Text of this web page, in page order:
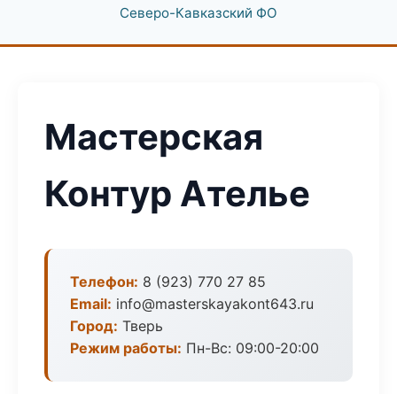
Северо-Кавказский ФО
Мастерская
Контур Ателье
Телефон: 8 (923) 770 27 85
Email: info@masterskayakont643.ru
Город: Тверь
Режим работы: Пн-Вс: 09:00-20:00